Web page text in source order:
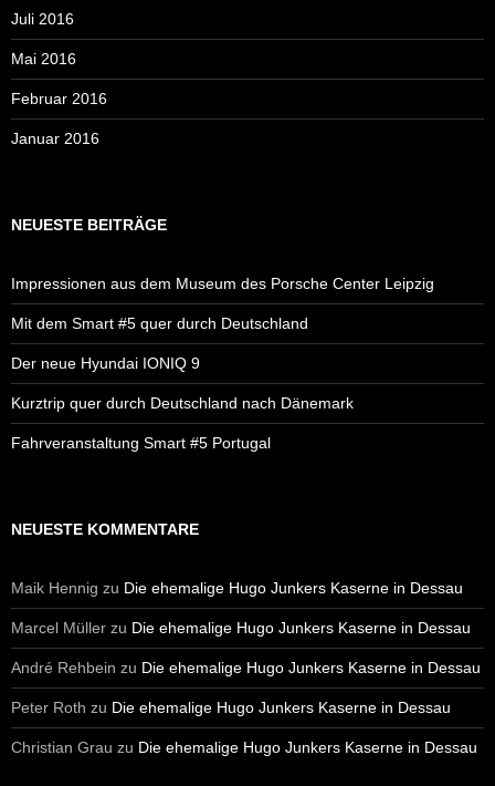
Juli 2016
Mai 2016
Februar 2016
Januar 2016
NEUESTE BEITRÄGE
Impressionen aus dem Museum des Porsche Center Leipzig
Mit dem Smart #5 quer durch Deutschland
Der neue Hyundai IONIQ 9
Kurztrip quer durch Deutschland nach Dänemark
Fahrveranstaltung Smart #5 Portugal
NEUESTE KOMMENTARE
Maik Hennig zu Die ehemalige Hugo Junkers Kaserne in Dessau
Marcel Müller zu Die ehemalige Hugo Junkers Kaserne in Dessau
André Rehbein zu Die ehemalige Hugo Junkers Kaserne in Dessau
Peter Roth zu Die ehemalige Hugo Junkers Kaserne in Dessau
Christian Grau zu Die ehemalige Hugo Junkers Kaserne in Dessau